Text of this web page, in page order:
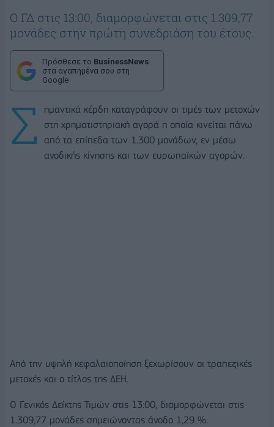
Ο ΓΔ στις 13:00, διαμορφώνεται στις 1.309,77
μονάδες στην πρώτη συνεδριάση του έτους.
Πρόσθεσε το BusinessNews
στα αγαπημένα σου στη
Google
Σ
ημαντικά κέρδη καταγράφουν οι τιμές των μετοχών
στη χρηματιστηριακή αγορά η οποία κινείται πάνω
από τα επίπεδα των 1.300 μονάδων, εν μέσω
ανοδικής κίνησης και των ευρωπαϊκών αγορών.
Από την υψηλή κεφαλαιοποίηση ξεχωρίσουν οι τραπεζικές
μετοχές και ο τίτλος της ΔΕΗ.
O Γενικός Δείκτης Τιμών στις 13:00, διαμορφώνεται στις
1.309,77 μονάδες σημειώνοντας άνοδο 1,29 %.